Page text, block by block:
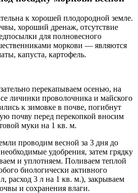
к хорошей плодородной земле.
хороший дренаж, отсутствие
для полновесного
моркови — являются
капуста, картофель.
перекапываем осенью, на
личинки проволочника и майского
к зимовке в почве, погибнут
почву перед перекопкой вносим
муки на 1 кв. м.
проводим весной за 3 дня до
удобрения, затем грядку
и уплотняем. Поливаем теплой
биологически активного
расход 3 л на 1 кв. м.), закрываем
и сохранения влаги.